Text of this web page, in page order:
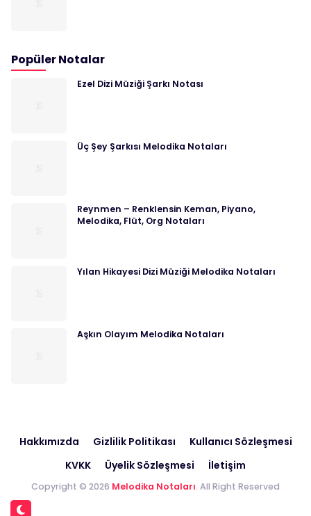
Popüler Notalar
Ezel Dizi Müziği Şarkı Notası
Üç Şey Şarkısı Melodika Notaları
Reynmen – Renklensin Keman, Piyano,
Melodika, Flüt, Org Notaları
Yılan Hikayesi Dizi Müziği Melodika Notaları
Aşkın Olayım Melodika Notaları
Hakkımızda Gizlilik Politikası
Kullanıcı Sözleşmesi
KVKK
Üyelik Sözleşmesi İletişim
Copyright © 2026 Melodika Notaları. All Right Reserved